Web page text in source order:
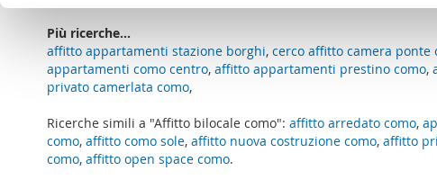
Utilizziamo i cookie per
con i nostri partner che si
combinarle con altre
z
i
e
Ricerche simili a "Affitto bilocale como": affitto arredato como,
como, affitto como sole, affitto nuova costruzione como, affitto
como, affitto open space como.
Più ricerche...
affitto appartamenti stazione borghi, cerco affitto camera ponte
appartamenti como centro, affitto appartamenti prestino como,
privato camerlata como,